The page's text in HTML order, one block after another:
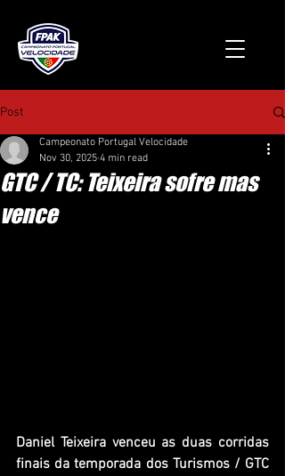
Post
GTC / TC: Teixeira sofre mas
vence
Campeonato Portugal Velocidade
Nov 30, 2025 4 min read
Daniel Teixeira venceu as duas corridas
finais da temporada dos Turismos / GTC